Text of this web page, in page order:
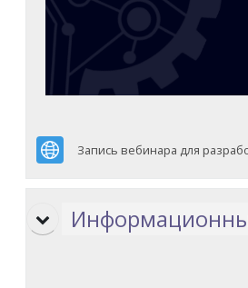
Запись вебинара для